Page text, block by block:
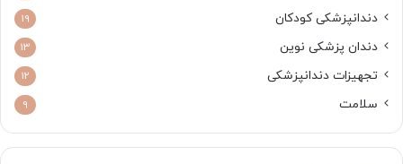
دندانپزشکی کودکان 19
دندان پزشکی نوین 13
تجهیزات دندانپزشکی 12
سلامت 9